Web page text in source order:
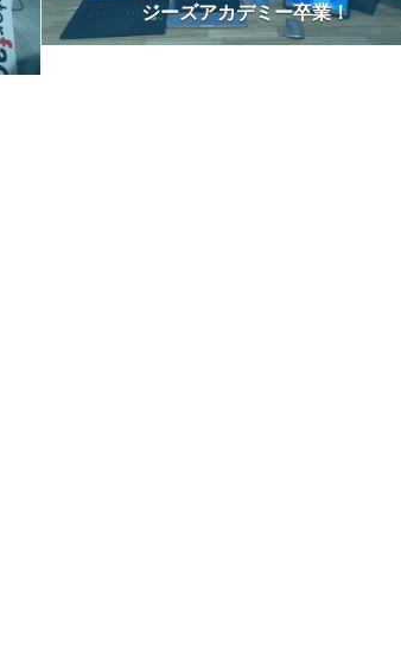
ジーズアカデミー卒業！